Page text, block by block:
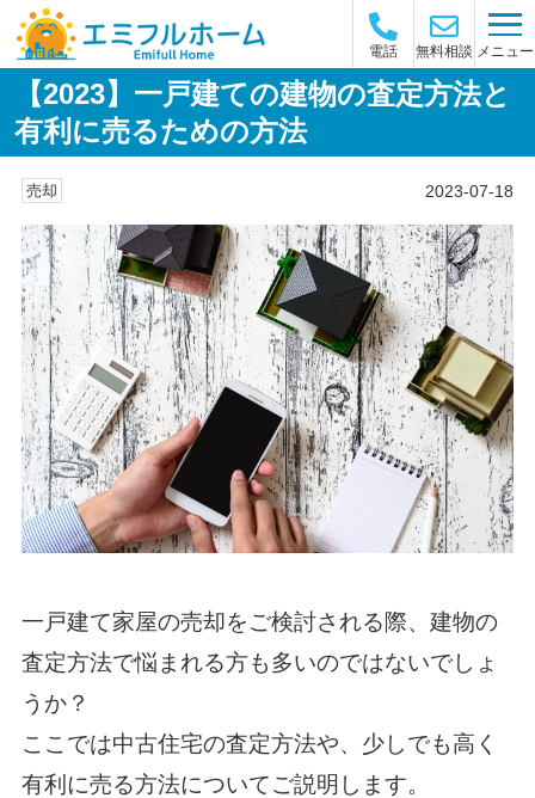
電話 無料相談 メニュー
【2023】一戸建ての建物の査定方法と
有利に売るための方法
売却 2023-07-18
一戸建て家屋の売却をご検討される際、建物の
査定方法で悩まれる方も多いのではないでしょ
うか？
ここでは中古住宅の査定方法や、少しでも高く
有利に売る方法についてご説明します。